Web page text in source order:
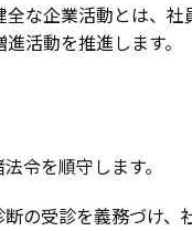
全な企業活動とは、
活動を推進します。
令を順守します。
の受診を義務づけ、